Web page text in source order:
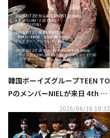
韓国ボーイズグループTEEN TO
PのメンバーNIELが来日 4th Si
ngle「California」発売記念イ
ベントを東京で開催
2026/06/16 18:32